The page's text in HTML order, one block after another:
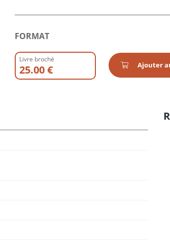
FORMAT
Livre broché
25.00 € Ajouter